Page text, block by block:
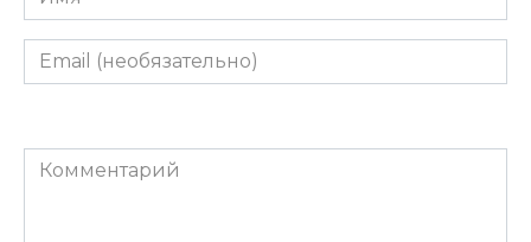
Email
(необязательно)
Комментарий